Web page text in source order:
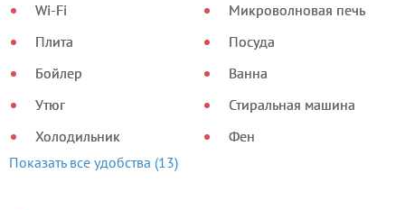
Wi-Fi
Плита
Бойлер
Утюг
Холодильник
Микроволновая печь
Посуда
Ванна
Стиральная машина
Фен
Показать все удобства (13)